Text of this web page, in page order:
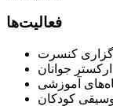
فعالیت‌ها
کنسرت
جوانان
آموزشی
کودکان